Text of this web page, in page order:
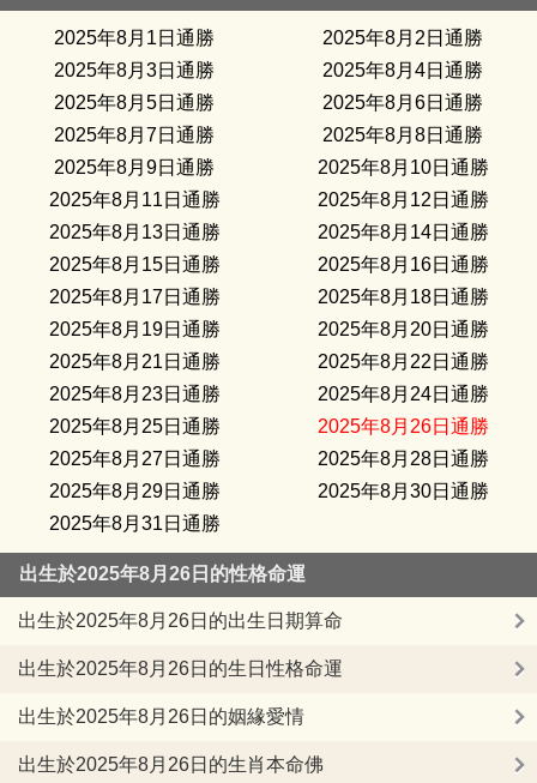
2025年8月1日通勝
2025年8月2日通勝
2025年8月3日通勝
2025年8月4日通勝
2025年8月5日通勝
2025年8月6日通勝
2025年8月7日通勝
2025年8月8日通勝
2025年8月9日通勝
2025年8月10日通勝
2025年8月11日通勝
2025年8月12日通勝
2025年8月13日通勝
2025年8月14日通勝
2025年8月15日通勝
2025年8月16日通勝
2025年8月17日通勝
2025年8月18日通勝
2025年8月19日通勝
2025年8月20日通勝
2025年8月21日通勝
2025年8月22日通勝
2025年8月23日通勝
2025年8月24日通勝
2025年8月25日通勝
2025年8月26日通勝
2025年8月27日通勝
2025年8月28日通勝
2025年8月29日通勝
2025年8月30日通勝
2025年8月31日通勝
出生於2025年8月26日的性格命運
出生於2025年8月26日的出生日期算命
出生於2025年8月26日的生日性格命運
出生於2025年8月26日的姻緣愛情
出生於2025年8月26日的生肖本命佛